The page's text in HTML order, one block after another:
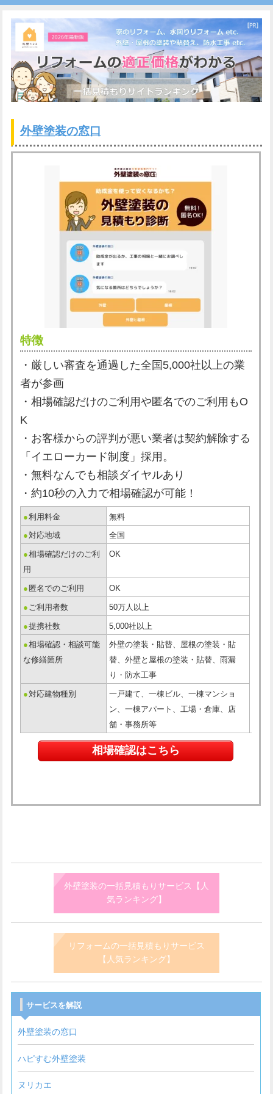
外壁塗装の窓口
特徴
・厳しい審査を通過した全国5,000社以上の業
者が参画
・相場確認だけのご利用や匿名でのご利用もO
K
・お客様からの評判が悪い業者は契約解除する
「イエローカード制度」採用。
・無料なんでも相談ダイヤルあり
・約10秒の入力で相場確認が可能！
●利用料金 無料
●対応地域 全国
●相場確認だけのご利
用
OK
● 匿名でのご利用 OK
● ご利用者数 50万人以上
●提携社数 5,000社以上
●相場確認・相談可能
な修繕箇所
外壁の塗装・貼替、屋根の塗装・貼
替、外壁と屋根の塗装・貼替、雨漏
り・防水工事
●対応建物種別
一戸建て、一棟ビル、一棟マンショ
ン、一棟アパート、工場・倉庫、店
舗・事務所等
相場確認はこちら
外壁塗装の一括見積もりサービス【人
気ランキング】
リフォームの一括見積もりサービス
【人気ランキング】
サービスを解説
外壁塗装の窓口
ハピすむ外壁塗装
ヌリカエ